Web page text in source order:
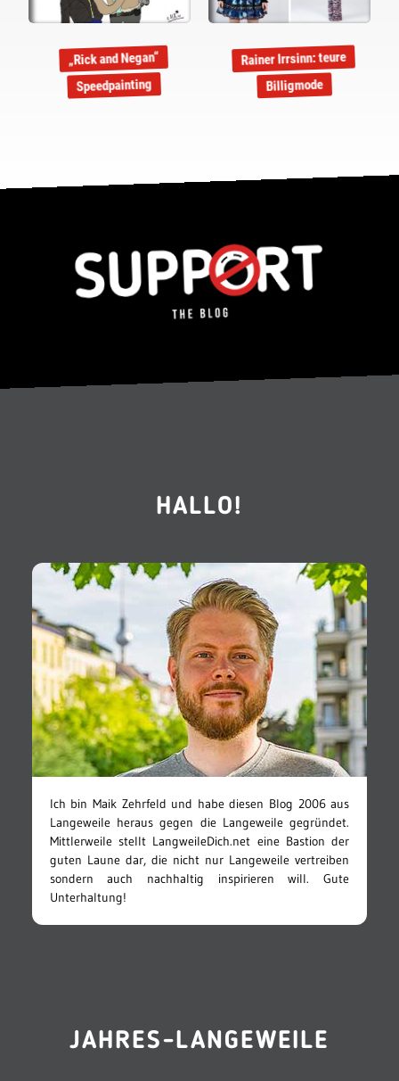
„Rick and Negan“
Speedpainting
Rainer Irrsinn: teure
Billigmode
HALLO!
Ich bin Maik Zehrfeld und habe diesen Blog 2006 aus
Langeweile heraus gegen die Langeweile gegründet.
Mittlerweile stellt LangweileDich.net eine Bastion der
guten Laune dar, die nicht nur Langeweile vertreiben
sondern auch nachhaltig inspirieren will. Gute
Unterhaltung!
JAHRES-LANGEWEILE